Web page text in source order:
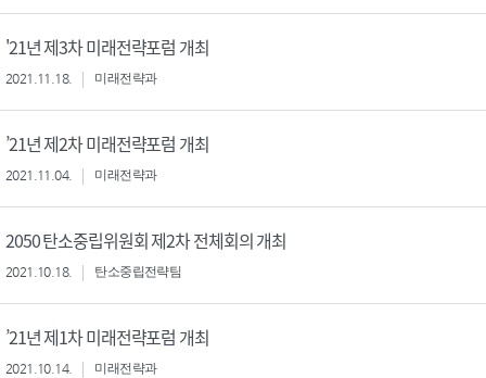
'21년 제3차 미래전략포럼 개최
2021.11.18. 미래전략과
’21년 제2차 미래전략포럼 개최
2021.11.04. 미래전략과
2050 탄소중립위원회 제2차 전체회의 개최
2021.10.18. 탄소중립전략팀
’21년 제1차 미래전략포럼 개최
2021.10.14. 미래전략과